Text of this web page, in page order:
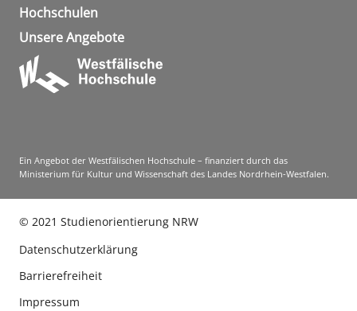
Hochschulen
Unsere Angebote
Ein Angebot der Westfälischen Hochschule – finanziert durch das
Ministerium für Kultur und Wissenschaft des Landes Nordrhein-Westfalen.
© 2021 Studienorientierung NRW
Datenschutzerklärung
Barrierefreiheit
Impressum